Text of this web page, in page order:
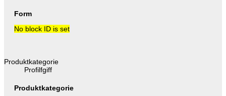
Form
No block ID is set
Produktkategorie
Profilfgiff
Produktkategorie